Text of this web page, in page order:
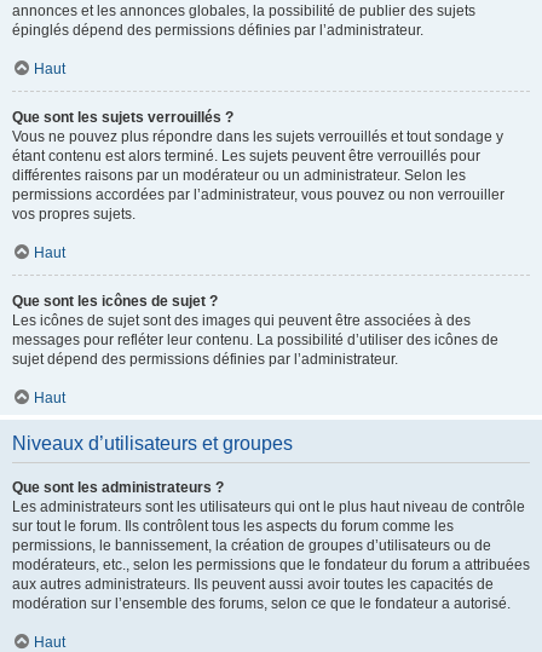
annonces et les annonces globales, la possibilité de publier des sujets
épinglés dépend des permissions définies par l’administrateur.
Haut
Que sont les sujets verrouillés ?
Vous ne pouvez plus répondre dans les sujets verrouillés et tout sondage y
étant contenu est alors terminé. Les sujets peuvent être verrouillés pour
différentes raisons par un modérateur ou un administrateur. Selon les
permissions accordées par l’administrateur, vous pouvez ou non verrouiller
vos propres sujets.
Haut
Que sont les icônes de sujet ?
Les icônes de sujet sont des images qui peuvent être associées à des
messages pour refléter leur contenu. La possibilité d’utiliser des icônes de
sujet dépend des permissions définies par l’administrateur.
Haut
Niveaux d’utilisateurs et groupes
Que sont les administrateurs ?
Les administrateurs sont les utilisateurs qui ont le plus haut niveau de contrôle
sur tout le forum. Ils contrôlent tous les aspects du forum comme les
permissions, le bannissement, la création de groupes d’utilisateurs ou de
modérateurs, etc., selon les permissions que le fondateur du forum a attribuées
aux autres administrateurs. Ils peuvent aussi avoir toutes les capacités de
modération sur l’ensemble des forums, selon ce que le fondateur a autorisé.
Haut